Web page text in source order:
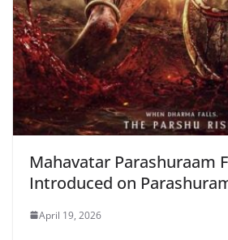
Mahavatar Parashuraam
Introduced on
April 19, 2026